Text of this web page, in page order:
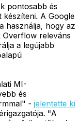
pontosabb és
készíteni. A Google
használja, hogy az
releváns
a legújabb
MI-
és
- jelentette ki
"A